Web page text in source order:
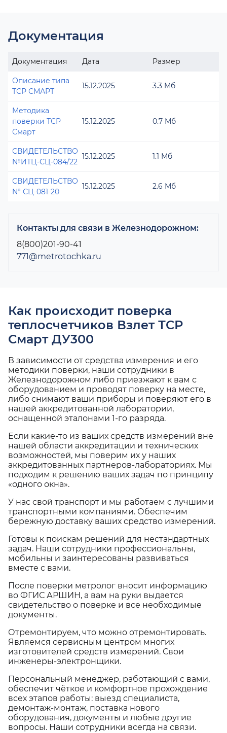
Документация
Документация Дата Размер
Описание типа
ТСР СМАРТ
15.12.2025 3.3 Мб
Методика
поверки ТСР
Смарт
15.12.2025 0.7 Мб
СВИДЕТЕЛЬСТВО
№ИТЦ-СЦ-084/22
15.12.2025 1.1 Мб
СВИДЕТЕЛЬСТВО
№ СЦ-081-20
15.12.2025 2.6 Мб
Контакты для связи в Железнодорожном:
8(800)201-90-41
771@metrotochka.ru
Как происходит поверка
теплосчетчиков Взлет ТСР
Смарт ДУ300
В зависимости от средства измерения и его
методики поверки, наши сотрудники в
Железнодорожном либо приезжают к вам с
оборудованием и проводят поверку на месте,
либо снимают ваши приборы и поверяют его в
нашей аккредитованной лаборатории,
оснащенной эталонами 1-го разряда.
Если какие-то из ваших средств измерений вне
нашей области аккредитации и технических
возможностей, мы поверим их у наших
аккредитованных партнеров-лабораториях. Мы
подходим к решению ваших задач по принципу
«одного окна».
У нас свой транспорт и мы работаем с лучшими
транспортными компаниями. Обеспечим
бережную доставку ваших средство измерений.
Готовы к поискам решений для нестандартных
задач. Наши сотрудники профессиональны,
мобильны и заинтересованы развиваться
вместе с вами.
После поверки метролог вносит информацию
во ФГИС АРШИН, а вам на руки выдается
свидетельство о поверке и все необходимые
документы.
Отремонтируем, что можно отремонтировать.
Являемся сервисным центром многих
изготовителей средств измерений. Свои
инженеры-электронщики.
Персональный менеджер, работающий с вами,
обеспечит чёткое и комфортное прохождение
всех этапов работы: выезд специалиста,
демонтаж-монтаж, поставка нового
оборудования, документы и любые другие
вопросы. Наши сотрудники всегда на связи.